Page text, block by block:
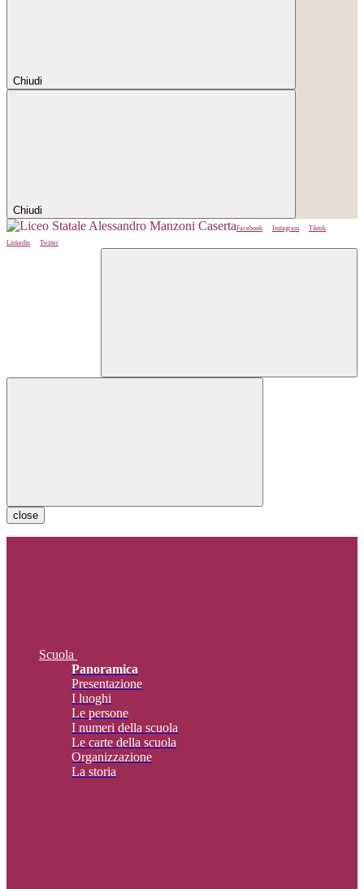
Chiudi
Chiudi
Facebook Instagram
Tiktok
Linkedin
Twitter
close
Scuola
Panoramica
Presentazione
I luoghi
Le persone
I numeri della scuola
Le carte della scuola
Organizzazione
La storia